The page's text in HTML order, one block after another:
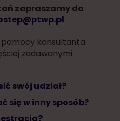
zapraszamy do
pomocy konsultanta
zadawanymi
swój udział?
się w inny sposób?